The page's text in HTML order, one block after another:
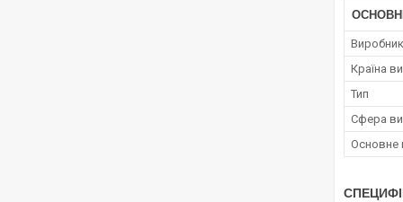
ОСНОВНІ
Виробник
Країна
Тип
Сфера
Основне